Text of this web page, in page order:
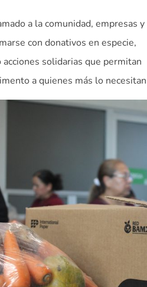
a la comunidad, empresas y
con donativos en especie,
acciones solidarias que permitan
a quienes más lo